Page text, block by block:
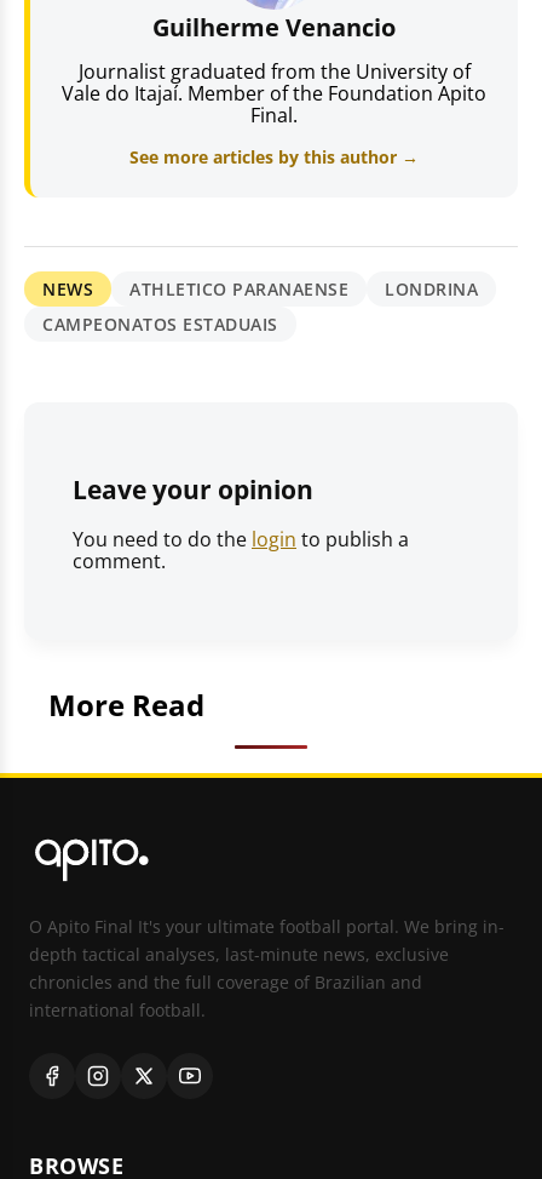
Guilherme Venancio
Journalist graduated from the University of
Vale do Itajaí. Member of the Foundation Apito
Final.
See more articles by this author →
NEWS ATHLETICO PARANAENSE
LONDRINA
CAMPEONATOS ESTADUAIS
Leave your opinion
You need to do the login to publish a
comment.
More Read
O Apito Final It's your ultimate football portal. We bring in-
depth tactical analyses, last-minute news, exclusive
chronicles and the full coverage of Brazilian and
international football.
BROWSE